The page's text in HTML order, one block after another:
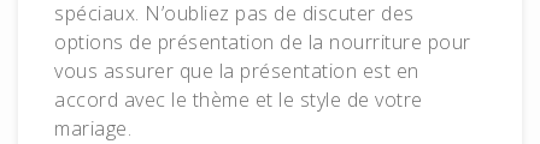
spéciaux. N’oubliez pas de discuter des
options de présentation de la nourriture pour
vous assurer que la présentation est en
accord avec le thème et le style de votre
mariage.